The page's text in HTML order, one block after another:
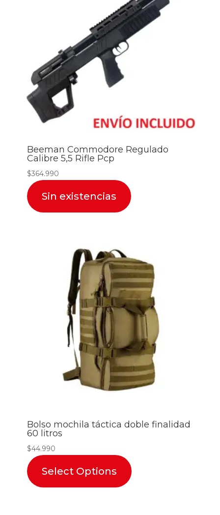
Beeman Commodore Regulado
Calibre 5,5 Rifle Pcp
$364.990
Sin existencias
Bolso mochila táctica doble finalidad
60 litros
$44.990
Select Options